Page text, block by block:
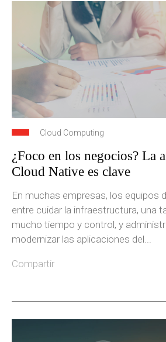
Cloud Computing
¿Foco en los negocios? La
Cloud Native es clave
En muchas empresas, los equipos
entre cuidar la infraestructura, una
mucho tiempo y control, y
modernizar las aplicaciones del...
Compartir